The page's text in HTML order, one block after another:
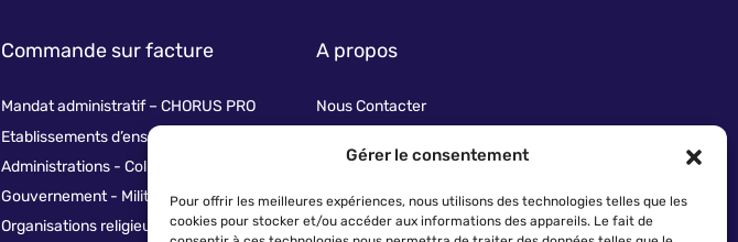
Gérer le consentement
Pour offrir les meilleures expériences, nous utilisons des technologies telles que les
cookies pour stocker et/ou accéder aux informations des appareils. Le fait de
Commande sur facture
Mandat administratif – CHORUS PRO
Etablissements d’enseignement
Administrations - Collectivités
Gouvernement - Militaire
Organisations religieuses
A propos
Nous Contacter
Mentions légales
Politique de cookies